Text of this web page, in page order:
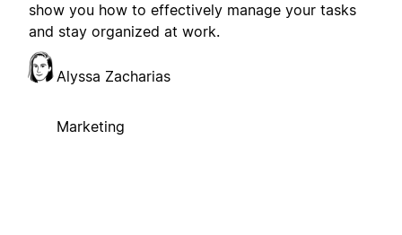
show you how to effectively manage your tasks
and stay organized at work.
Alyssa Zacharias
Marketing